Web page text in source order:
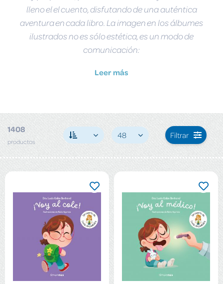
lleno el el cuento, disfutando de una auténtica
aventura en cada libro. La imagen en los álbumes
ilustrados no es sólo estética, es un modo de
comunicación:
Leer más
1408
productos
48 Filtrar